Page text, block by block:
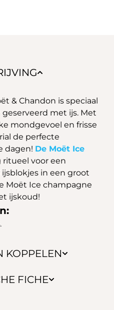
KOPPELEN
FICHE
& Chandon is speciaal
met ijs. Met
mondgevoel en frisse
de perfecte
dagen! De Moët Ice
ritueel voor een
in een groot
Moët Ice champagne
ijskoud!